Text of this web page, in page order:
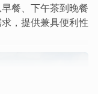
餐、下午茶到晚餐
，提供兼具便利性